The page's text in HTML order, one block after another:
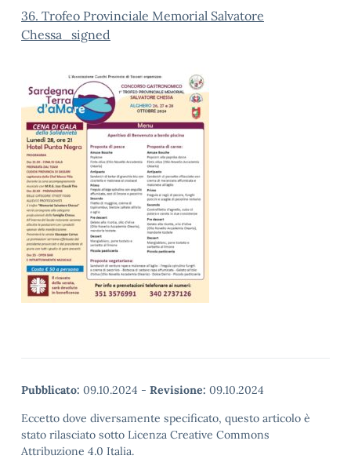
36. Trofeo Provinciale Memorial Salvatore
Chessa_signed
Pubblicato: 09.10.2024 - Revisione: 09.10.2024
Eccetto dove diversamente specificato, questo articolo è
stato rilasciato sotto Licenza Creative Commons
Attribuzione 4.0 Italia.